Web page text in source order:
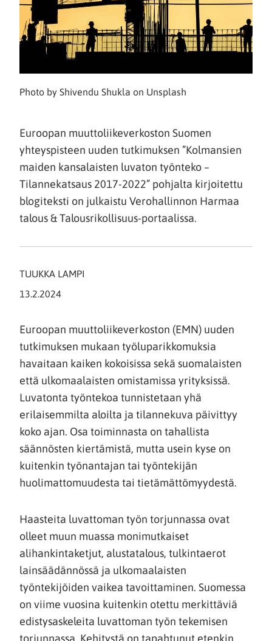
Photo by Shivendu Shukla on Unsplash
Euroopan muuttoliikeverkoston Suomen
yhteyspisteen uuden tutkimuksen ”Kolmansien
maiden kansalaisten luvaton työnteko –
Tilannekatsaus 2017-2022” pohjalta kirjoitettu
blogiteksti on julkaistu Verohallinnon Harmaa
talous & Talousrikollisuus-portaalissa.
TUUKKA LAMPI
13.2.2024
Euroopan muuttoliikeverkoston (EMN) uuden
tutkimuksen mukaan työluparikkomuksia
havaitaan kaiken kokoisissa sekä suomalaisten
että ulkomaalaisten omistamissa yrityksissä.
Luvatonta työntekoa tunnistetaan yhä
erilaisemmilta aloilta ja tilannekuva päivittyy
koko ajan. Osa toiminnasta on tahallista
säännösten kiertämistä, mutta usein kyse on
kuitenkin työnantajan tai työntekijän
huolimattomuudesta tai tietämättömyydestä.
Haasteita luvattoman työn torjunnassa ovat
olleet muun muassa monimutkaiset
alihankintaketjut, alustatalous, tulkintaerot
lainsäädännössä ja ulkomaalaisten
työntekijöiden vaikea tavoittaminen. Suomessa
on viime vuosina kuitenkin otettu merkittäviä
edistysaskeleita luvattoman työn tekemisen
torjunnassa. Kehitystä on tapahtunut etenkin